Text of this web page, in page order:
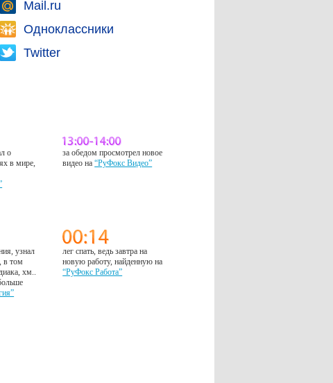
Mail.ru
Одноклассники
Twitter
о
в мире,
за обедом просмотрел новое
видео на“РуФокс Видео”
узнал
в том
хм..
лег спать, ведь завтра на
новую работу, найденную на
“РуФокс Работа”